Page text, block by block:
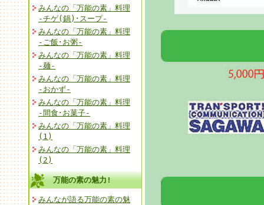
みんなの「万能の素」料理
-チゲ(鍋)･スープ-
みんなの「万能の素」料理
-ご飯･お粥-
みんなの「万能の素」料理
-麺-
みんなの「万能の素」料理
-おかず-
みんなの「万能の素」料理
-間食･お菓子-
みんなの「万能の素」料理
(1)
みんなの「万能の素」料理
(2)
万能の素の魅力!
みんなが語る万能の素の魅